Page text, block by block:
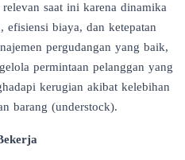
saat ini karena dinamika
efisiensi biaya, dan ketepatan
pergudangan yang baik,
permintaan pelanggan yang
kerugian akibat kelebihan
barang (understock).